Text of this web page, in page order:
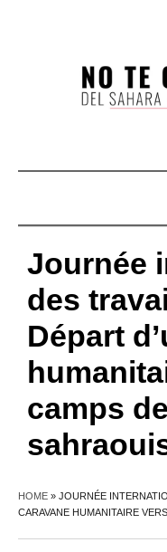
Journée
des
Départ
camps
HOME » JOURNÉE
CARAVANE HUMANITAIRE